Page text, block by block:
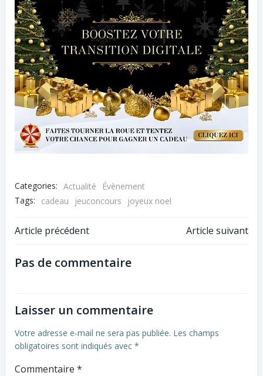
Categories: Actualité
Évènement
Tags:
cadeau jeuconcours joyeux noel
Post
navigation
Article précédent
navigation
Article suivant
Pas de commentaire
Laisser un commentaire
Votre adresse e-mail ne sera pas publiée. Les champs
obligatoires sont indiqués avec *
Commentaire *